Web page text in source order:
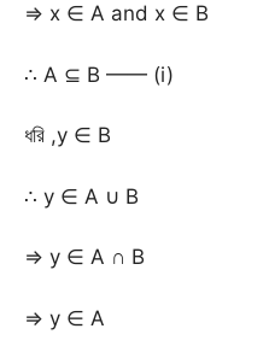
⇒ x ∈ A and x ∈ B
∴ A ⊆ B —— (i)
ধরি ,y ∈ B
∴ y ∈ A ∪ B
⇒ y ∈ A ∩ B
⇒ y ∈ A